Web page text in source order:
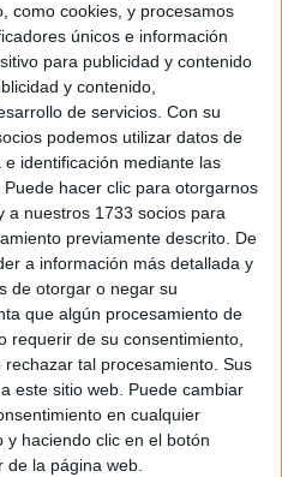
como cookies, y procesamos
únicos e información
para publicidad y contenido
y contenido,
de servicios. Con su
podemos utilizar datos de
identificación mediante las
hacer clic para otorgarnos
a nuestros 1733 socios para
previamente descrito. De
a información más detallada y
de otorgar o negar su
que algún procesamiento de
requerir de su consentimiento,
tal procesamiento. Sus
este sitio web. Puede cambiar
en cualquier
y haciendo clic en el botón
de la página web.
de Ceuta (COMCE)
del doctorJosé
del Servicio de
Universitario de Ceuta, una
cuya trayectoria
han dejado una huella
de 1957, el doctor
dilatada carrera médica
la asistencia sanitaria y la
en Medicina y Cirugía,
y en Medicina
formación que aportó a
integral y profundamente